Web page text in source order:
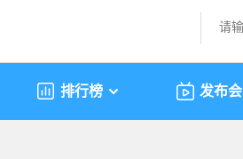
排行榜 发布会